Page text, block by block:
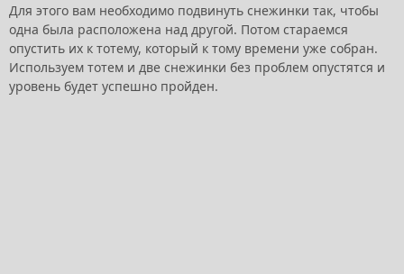
Для этого вам необходимо подвинуть снежинки так, чтобы
одна была расположена над другой. Потом стараемся
опустить их к тотему, который к тому времени уже собран.
Используем тотем и две снежинки без проблем опустятся и
уровень будет успешно пройден.